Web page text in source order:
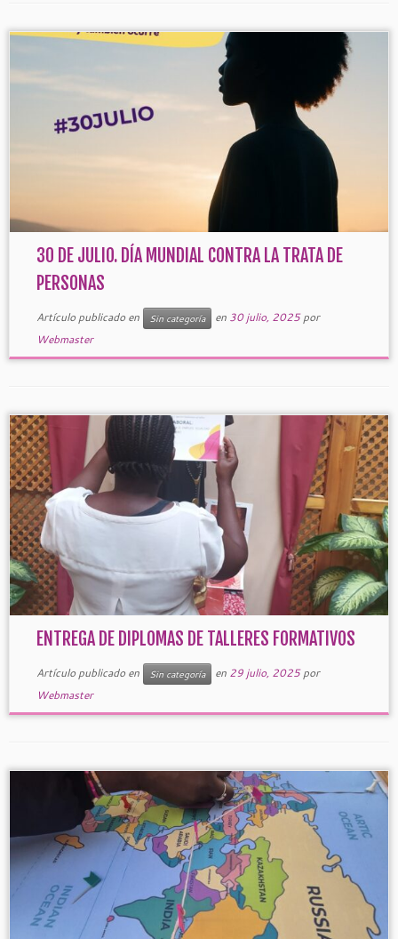
30 DE JULIO. DÍA MUNDIAL CONTRA LA TRATA DE
PERSONAS
Artículo publicado en Sin categoría en 30 julio, 2025 por
Webmaster
ENTREGA DE DIPLOMAS DE TALLERES FORMATIVOS
Artículo publicado en Sin categoría en 29 julio, 2025 por
Webmaster